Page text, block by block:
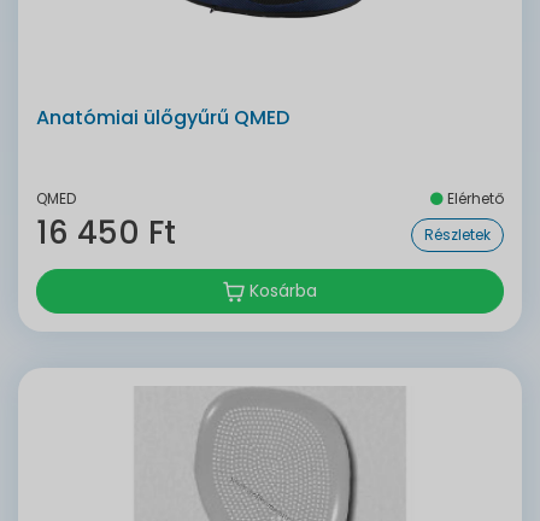
Anatómiai ülőgyűrű QMED
QMED Elérhető
16 450 Ft Részletek
Kosárba